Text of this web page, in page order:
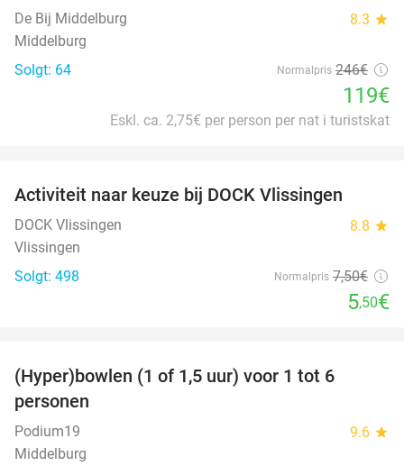
De Bij Middelburg 8.3 star
Middelburg
Solgt: 64
Normalpris 246€
119€
Eskl. ca. 2,75€ per person per nat i turistskat
Activiteit naar keuze bij DOCK Vlissingen
DOCK Vlissingen 8.8 star
Vlissingen
Solgt: 498
Normalpris 7,50€
5,50€
(Hyper)bowlen (1 of 1,5 uur) voor 1 tot 6
personen
Podium19 9.6 star
Middelburg